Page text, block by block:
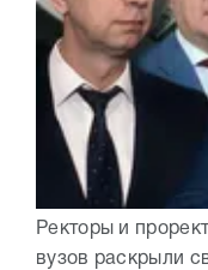
Ректоры и
вузов раскрыли